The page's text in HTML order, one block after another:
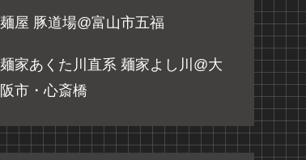
麺屋 豚道場@富山市五福
麺家あくた川直系 麺家よし川@大
阪市・心斎橋